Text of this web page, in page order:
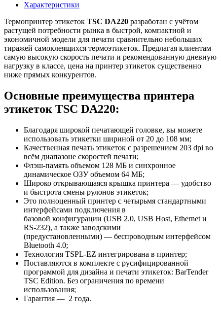
Характеристики
Термопринтер этикеток TSC DA220 разработан с учётом
растущей потребности рынка в быстрой, компактной и
экономичной модели для печати сравнительно небольших
тиражей самоклеящихся термоэтикеток. Предлагая клиентам
самую высокую скорость печати и рекомендованную дневную
нагрузку в классе, цена на принтер этикеток существенно
ниже прямых конкурентов.
Основные преимущества принтера
этикеток TSC DA220:
Благодаря широкой печатающей головке, вы можете
использовать этикетки шириной от 20 до 108 мм;
Качественная печать этикеток с разрешением 203 dpi во
всём диапазоне скоростей печати;
Флэш-память объемом 128 МБ и синхронное
динамическое ОЗУ объемом 64 МБ;
Широко открывающаяся крышка принтера — удобство
и быстрота смены рулонов этикеток;
Это полноценный принтер с четырьмя стандартными
интерфейсами подключения в
базовой конфигурации (USB 2.0, USB Host, Ethernet и
RS-232), а также заводскими
(предустановленными) — беспроводным интерфейсом
Bluetooth 4.0;
Технология TSPL-EZ интегрирована в принтер;
Поставляются в комплекте с русифицированной
программой для дизайна и печати этикеток: BarTender
TSC Edition. Без ограничения по времени
использования;
Гарантия — 2 года.